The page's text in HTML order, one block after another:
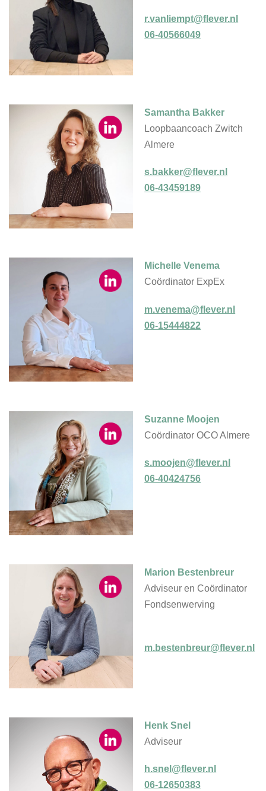
r.vanliempt@flever.nl
06-40566049
Samantha Bakker
Loopbaancoach Zwitch
Almere
s.bakker@flever.nl
06-43459189
Michelle Venema
Coördinator ExpEx
m.venema@flever.nl
06-15444822
Suzanne Moojen
Coördinator OCO Almere
s.moojen@flever.nl
06-40424756
Marion Bestenbreur
Adviseur en Coördinator
Fondsenwerving
m.bestenbreur@flever.nl
Henk Snel
Adviseur
h.snel@flever.nl
06-12650383